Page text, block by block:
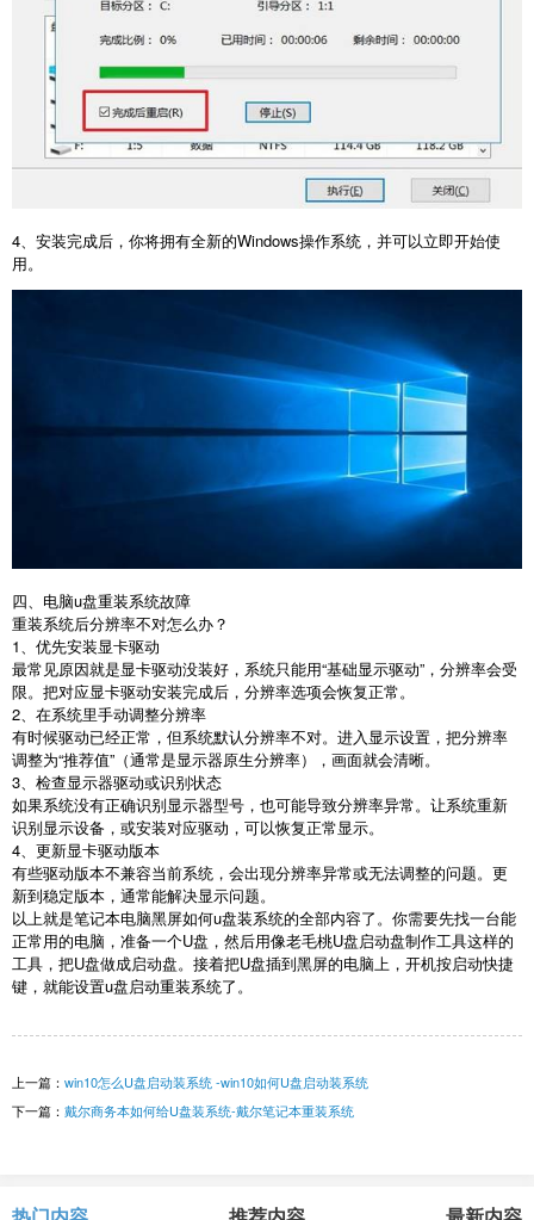
4、安装完成后，你将拥有全新的Windows操作系统，并可以立即开始使
用。
四、电脑u盘重装系统故障
重装系统后分辨率不对怎么办？
1
、优先安装显卡驱动
最常见原因就是显卡驱动没装好，系统只能用“基础显示驱动”，分辨率会受
限。把对应显卡驱动安装完成后，分辨率选项会恢复正常。
2 、在系统里手动调整分辨率
有时候驱动已经正常，但系统默认分辨率不对。进入显示设置，把分辨率
调整为“推荐值”（通常是显示器原生分辨率），画面就会清晰。
3 、检查显示器驱动或识别状态
如果系统没有正确识别显示器型号，也可能导致分辨率异常。让系统重新
识别显示设备，或安装对应驱动，可以恢复正常显示。
4 、更新显卡驱动版本
有些驱动版本不兼容当前系统，会出现分辨率异常或无法调整的问题。更
新到稳定版本，通常能解决显示问题。
以上就是笔记本电脑黑屏如何u盘装系统的全部内容了。你需要先找一台能
正常用的电脑，准备一个U盘，然后用像老毛桃U盘启动盘制作工具这样的
工具，把U盘做成启动盘。接着把U盘插到黑屏的电脑上，开机按启动快捷
键，就能设置u盘启动重装系统了。
上一篇： win10怎么U盘启动装系统 -win10如何U盘启动装系统
下一篇： 戴尔商务本如何给U盘装系统-戴尔笔记本重装系统